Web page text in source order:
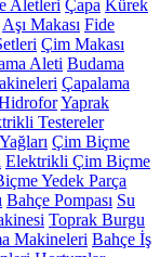
Aletleri Çapa Kürek
Aşı Makası Fide
Çim Makası
Aleti Budama
Çapalama
Yaprak
Testereler
Çim Biçme
Elektrikli Çim Biçme
Yedek Parça
Bahçe Pompası Su
Toprak Burgu
Makineleri Bahçe İş